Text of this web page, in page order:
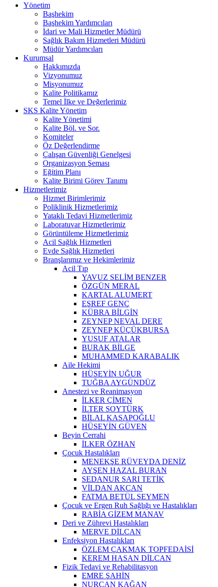
Yönetim
Başhekim
Başhekim Yardımcıları
İdari ve Mali Hizmetler Müdürü
Sağlık Bakım Hizmetleri Müdürü
Müdür Yardımcıları
Kurumsal
Hakkımızda
Vizyonumuz
Misyonumuz
Kalite Politikamız
Temel İlke ve Değerlerimiz
SKS Kalite Yönetim
Kalite Yönetimi
Kalite Böl. ve Sor.
Komiteler
Öz Değerlendirme
Çalışan Güvenliği Genelgesi
Organizasyon Şeması
Eğitim Planı
Kalite Birimi Görev Tanımı
Hizmetlerimiz
Hizmet Birimlerimiz
Poliklinik Hizmetlerimiz
Yataklı Tedavi Hizmetlerimiz
Laboratuvar Hizmetlerimiz
Görüntüleme Hizmetlerimiz
Acil Sağlık Hizmetleri
Evde Sağlık Hizmetleri
Branşlarımız ve Hekimlerimiz
Acil Tıp
YAVUZ SELİM BENZER
ÖZGÜN MERAL
KARTAL ALUMERT
EŞREF GENÇ
KÜBRA BİLGİN
ZEYNEP NEVAL DERE
ZEYNEP KÜÇÜKBURSA
YUSUF ATALAR
BURAK BİLGE
MUHAMMED KARABALIK
Aile Hekimi
HÜSEYİN UĞUR
TUĞBA AYGÜNDÜZ
Anestezi ve Reanimasyon
İLKER ÇİMEN
İLTER SOYTÜRK
BİLAL KASAPOĞLU
HÜSEYİN GÜVEN
Beyin Cerrahi
İLKER ÖZHAN
Çocuk Hastalıkları
MENEKŞE RÜVEYDA DENİZ
AYŞEN HAZAL BURAN
SEDANUR SARI TETİK
VİLDAN AKCAN
FATMA BETÜL SEYMEN
Çocuk ve Ergen Ruh Sağlığı ve Hastalıkları
RABİA GİZEM MANAV
Deri ve Zührevi Hastalıkları
MERVE DİLCAN
Enfeksiyon Hastalıkları
ÖZLEM ÇAKMAK TOPFEDAİSİ
KEREM HASAN DİLCAN
Fizik Tedavi ve Rehabilitasyon
EMRE ŞAHİN
NURCAN KAĞAN